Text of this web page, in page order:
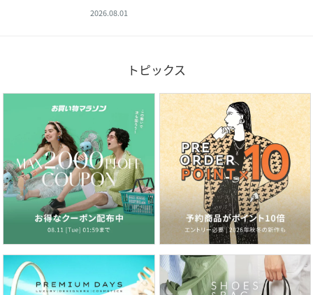
2026.08.01
トピックス